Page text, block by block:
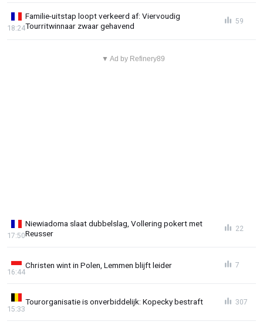
Familie-uitstap loopt verkeerd af: Viervoudig
Tourritwinnaar zwaar gehavend
18:24
59
▼ Ad by Refinery89
Niewiadoma slaat dubbelslag, Vollering pokert met
Reusser
17:50
22
Christen wint in Polen, Lemmen blijft leider
16:44
7
Tourorganisatie is onverbiddelijk: Kopecky bestraft
15:33
307